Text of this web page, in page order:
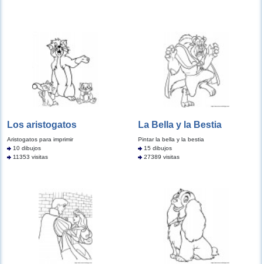
Los aristogatos
Aristogatos para imprimir
10 dibujos
11353 visitas
La Bella y la Bestia
Pintar la bella y la bestia
15 dibujos
27389 visitas